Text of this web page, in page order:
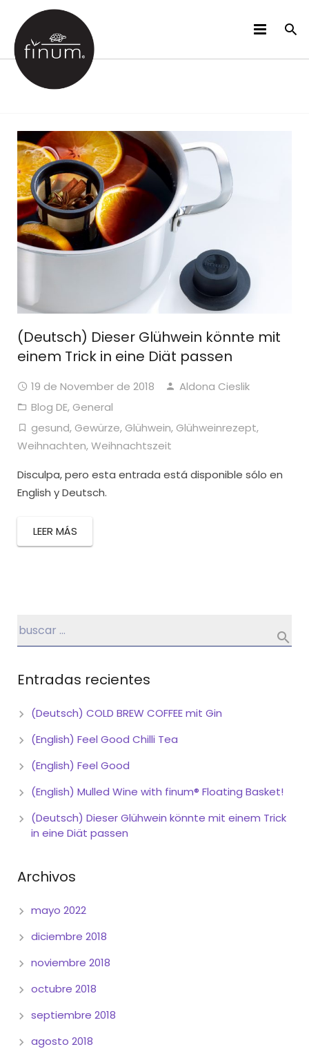
PRODUCTOS
VIDEOS
IDIOMAS
(Deutsch) Dieser Glühwein könnte mit
einem Trick in eine Diät passen
19 de November de 2018
Aldona Cieslik
Blog DE, General
gesund, Gewürze, Glühwein, Glühweinrezept,
Weihnachten,Weihnachtszeit
Disculpa, pero esta entrada está disponible sólo en
English y Deutsch.
LEER MÁS
Entradas recientes
(Deutsch) COLD BREW COFFEE mit Gin
(English) Feel Good Chilli Tea
(English) Feel Good
(English) Mulled Wine with finum® Floating Basket!
(Deutsch) Dieser Glühwein könnte mit einem Trick
in eine Diät passen
Archivos
mayo 2022
diciembre 2018
noviembre 2018
octubre 2018
septiembre 2018
agosto 2018